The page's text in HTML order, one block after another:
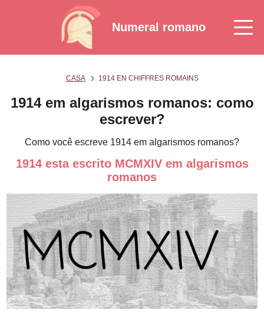
Numeral romano
CASA 1914 EN CHIFFRES ROMAINS
1914 em algarismos romanos: como
escrever?
Como você escreve 1914 em algarismos romanos?
1914 esta escrito MCMXIV em algarismos
romanos